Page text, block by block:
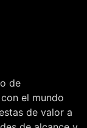
de
el mundo
de valor a